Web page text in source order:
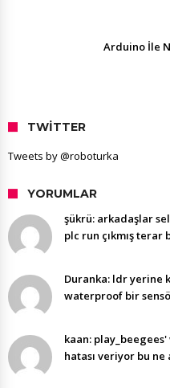
Arduino İle
TWITTER
Tweets by @roboturka
YORUMLAR
şükrü: arkadaşlar
plc run çıkmış terar
Duranka: ldr yerine
waterproof bir
kaan:
hatası veriyor bu